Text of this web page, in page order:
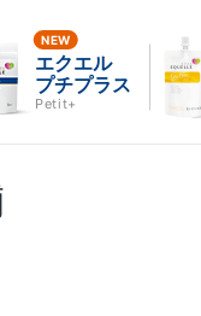
エクエル
プチプラス
Petit+